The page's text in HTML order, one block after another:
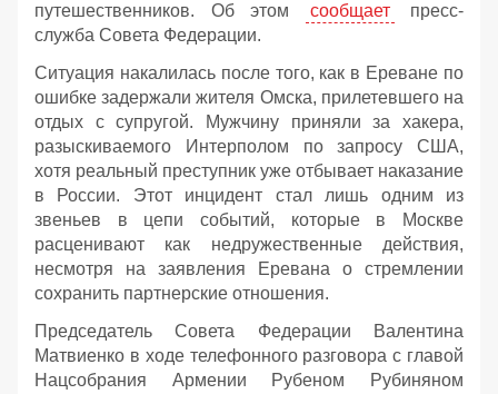
путешественников. Об этом
сообщает
пресс-
служба Совета Федерации.
Ситуация накалилась после того, как в Ереване по
ошибке задержали жителя Омска, прилетевшего на
отдых с супругой. Мужчину приняли за хакера,
разыскиваемого Интерполом по запросу США,
хотя реальный преступник уже отбывает наказание
в России. Этот инцидент стал лишь одним из
звеньев в цепи событий, которые в Москве
расценивают как недружественные действия,
несмотря на заявления Еревана о стремлении
сохранить партнерские отношения.
Председатель Совета Федерации Валентина
Матвиенко в ходе телефонного разговора с главой
Нацсобрания Армении Рубеном Рубиняном